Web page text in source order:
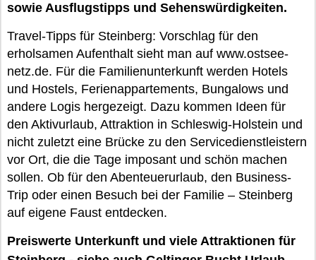
sowie Ausflugstipps und Sehenswürdigkeiten.
Travel-Tipps für Steinberg: Vorschlag für den
erholsamen Aufenthalt sieht man auf www.ostsee-
netz.de. Für die Familienunterkunft werden Hotels
und Hostels, Ferienappartements, Bungalows und
andere Logis hergezeigt. Dazu kommen Ideen für
den Aktivurlaub, Attraktion in Schleswig-Holstein und
nicht zuletzt eine Brücke zu den Servicedienstleistern
vor Ort, die die Tage imposant und schön machen
sollen. Ob für den Abenteuerurlaub, den Business-
Trip oder einen Besuch bei der Familie – Steinberg
auf eigene Faust entdecken.
Preiswerte Unterkunft und viele Attraktionen für